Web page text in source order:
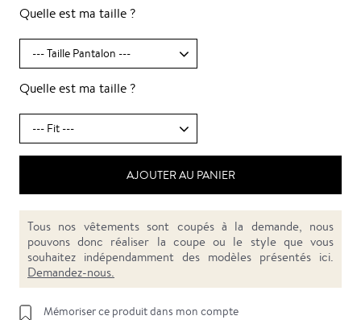
Quelle est ma taille ?
Quelle est ma taille ?
AJOUTER AU PANIER
Tous nos vêtements sont coupés à la demande, nous
pouvons donc réaliser la coupe ou le style que vous
souhaitez indépendamment des modèles présentés ici.
Demandez-nous.
Mémoriser ce produit dans mon compte